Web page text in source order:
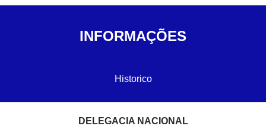
INFORMAÇÕES
Historico
DELEGACIA NACIONAL